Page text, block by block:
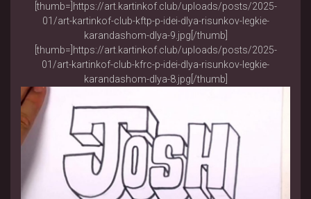
[thumb=]https://art.kartinkof.club/uploads/posts/2025-
01/art-kartinkof-club-kftp-p-idei-dlya-risunkov-legkie-
karandashom-dlya-9.jpg[/thumb]
[thumb=]https://art.kartinkof.club/uploads/posts/2025-
01/art-kartinkof-club-kfrc-p-idei-dlya-risunkov-legkie-
karandashom-dlya-8.jpg[/thumb]